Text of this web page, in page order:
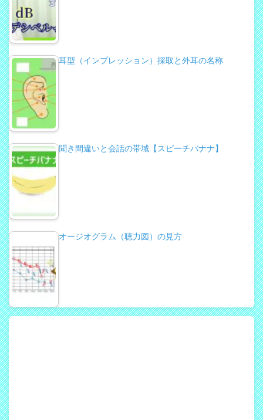
耳型（インプレッション）採取と外耳の名称
聞き間違いと会話の帯域【スピーチバナナ】
オージオグラム（聴力図）の見方